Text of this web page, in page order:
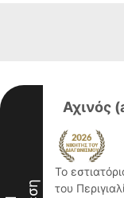
I
Αχινός
Το
του